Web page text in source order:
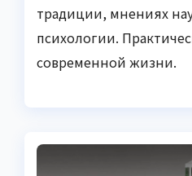
традиции, мнениях
психологии.
современной жизни.